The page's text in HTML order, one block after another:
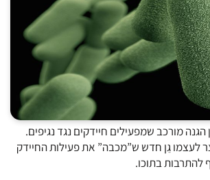
הגנה מורכב שמפעילים חיידקים נגד נגיפים.
לעצמו גֵן חדש ש”מכבה” את פעילות החיידק
להתרבות בתוכו.